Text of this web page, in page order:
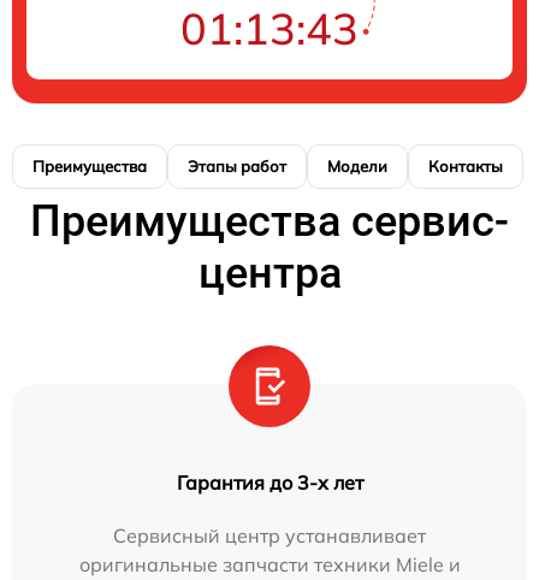
01:13:43
Преимущества Этапы работ Модели Контакты
Преимущества сервис-
центра
Гарантия до 3-х лет
Сервисный центр устанавливает
оригинальные запчасти техники Miele и